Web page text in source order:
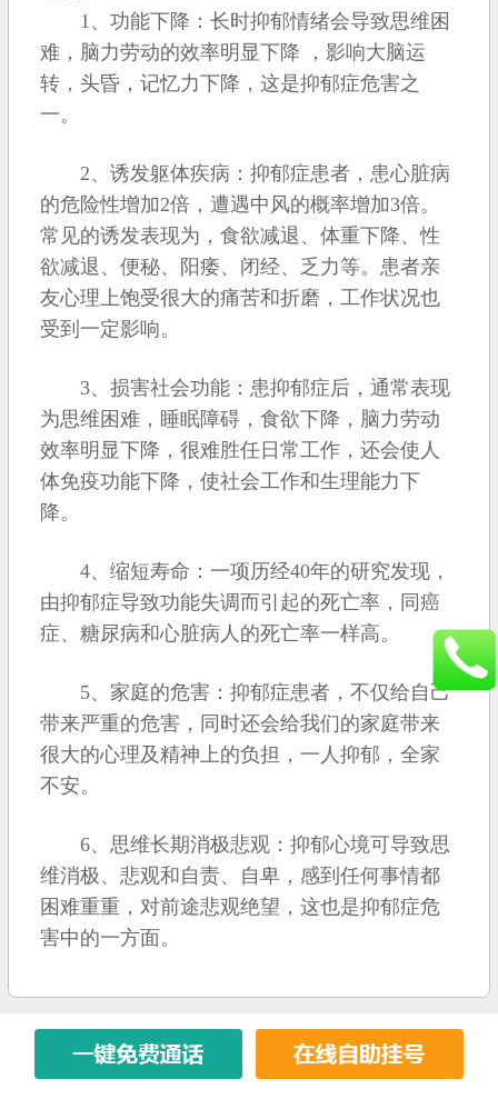
1、功能下降：长时抑郁情绪会导致思维困
难，脑力劳动的效率明显下降 ，影响大脑运
转，头昏，记忆力下降，这是抑郁症危害之
一。
2、诱发躯体疾病：抑郁症患者，患心脏病
的危险性增加2倍，遭遇中风的概率增加3倍。
常见的诱发表现为，食欲减退、体重下降、性
欲减退、便秘、阳痿、闭经、乏力等。患者亲
友心理上饱受很大的痛苦和折磨，工作状况也
受到一定影响。
3、损害社会功能：患抑郁症后，通常表现
为思维困难，睡眠障碍，食欲下降，脑力劳动
效率明显下降，很难胜任日常工作，还会使人
体免疫功能下降，使社会工作和生理能力下
降。
4、缩短寿命：一项历经40年的研究发现，
由抑郁症导致功能失调而引起的死亡率，同癌
症、糖尿病和心脏病人的死亡率一样高。
5、家庭的危害：抑郁症患者，不仅给自己
带来严重的危害，同时还会给我们的家庭带来
很大的心理及精神上的负担，一人抑郁，全家
不安。
6、思维长期消极悲观：抑郁心境可导致思
维消极、悲观和自责、自卑，感到任何事情都
困难重重，对前途悲观绝望，这也是抑郁症危
害中的一方面。